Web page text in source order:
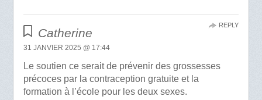
Catherine
31 JANVIER 2025 @ 17:44
Le soutien ce serait de prévenir des grossesses
précoces par la contraception gratuite et la
formation à l’école pour les deux sexes.
REPLY